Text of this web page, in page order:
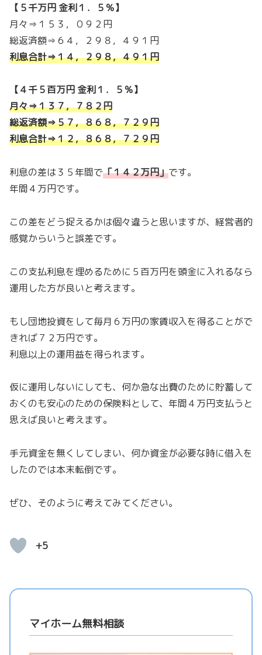
【５千万円 金利１．５％】
月々⇒１５３，０９２円
総返済額⇒６４，２９８，４９１円
利息合計⇒１４，２９８，４９１円
【４千５百万円 金利１．５％】
月々⇒１３７，７８２円
総返済額⇒５７，８６８，７２９円
利息合計⇒１２，８６８，７２９円
利息の差は３５年間で「１４２万円」です。
年間４万円です。
この差をどう捉えるかは個々違うと思いますが、経営者的
感覚からいうと誤差です。
この支払利息を埋めるために５百万円を頭金に入れるなら
運用した方が良いと考えます。
もし団地投資をして毎月６万円の家賃収入を得ることがで
きれば７２万円です。
利息以上の運用益を得られます。
仮に運用しないにしても、何か急な出費のために貯蓄して
おくのも安心のための保険料として、年間４万円支払うと
思えば良いと考えます。
手元資金を無くしてしまい、何か資金が必要な時に借入を
したのでは本末転倒です。
ぜひ、そのように考えてみてください。
+5
マイホーム無料相談